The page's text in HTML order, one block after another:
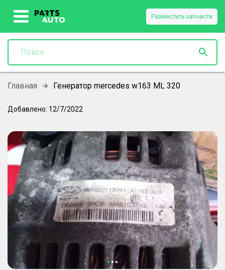
Разместить запчасти
Главная Генератор mercedes w163 ML 320
Добавлено: 12/7/2022